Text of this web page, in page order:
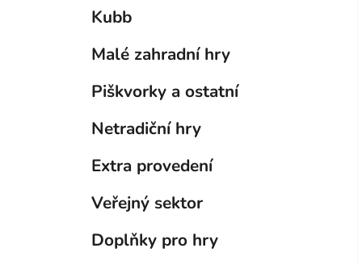
Kubb
Malé zahradní hry
Piškvorky a ostatní
Netradiční hry
Extra provedení
Veřejný sektor
Doplňky pro hry